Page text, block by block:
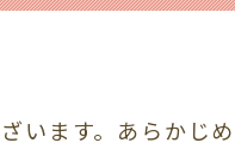
います。あらかじ